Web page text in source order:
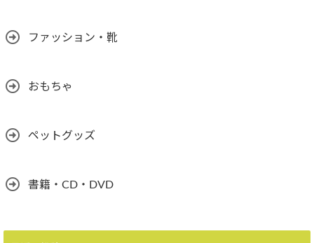
ファッション・靴
おもちゃ
ペットグッズ
書籍・CD・DVD